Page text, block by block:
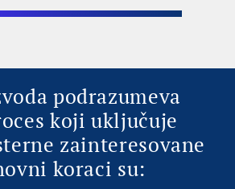
podrazumeva
koji uključuje
zainteresovane
koraci su: